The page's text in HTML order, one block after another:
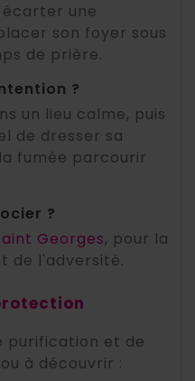
une
son foyer sous
de prière.
?
un lieu calme, puis
de dresser sa
fumée parcourir
?
Georges, pour la
de l'adversité.
purification et de
à découvrir :